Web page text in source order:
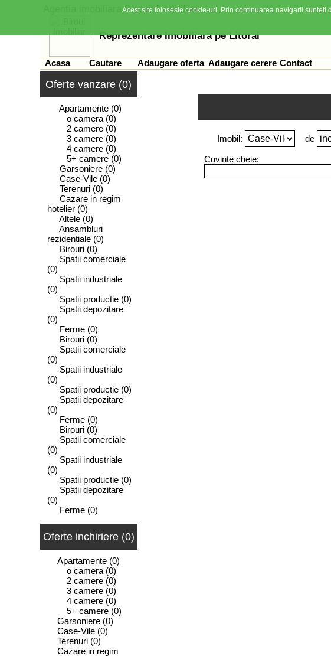
Agentia imobiliaraBiroul Imobiliar
Reprezentare Imobiliara pe Litoral
Acasa Cautare Adaugare oferta Adaugare cerere Contact
Oferte vanzare (0)
Apartamente(0)
o camera(0)
2 camere(0)
3 camere(0)
4 camere(0)
5+ camere(0)
Garsoniere(0)
Case-Vile(0)
Terenuri(0)
Cazare in regim
hotelier(0)
Altele(0)
Ansambluri
rezidentiale(0)
Birouri(0)
Spatii comerciale
(0)
Spatii industriale
(0)
Spatii productie(0)
Spatii depozitare
(0)
Ferme(0)
Birouri(0)
Spatii comerciale
(0)
Spatii industriale
(0)
Spatii productie(0)
Spatii depozitare
(0)
Ferme(0)
Birouri(0)
Spatii comerciale
(0)
Spatii industriale
(0)
Spatii productie(0)
Spatii depozitare
(0)
Ferme(0)
Oferte inchiriere (0)
Apartamente(0)
o camera(0)
2 camere(0)
3 camere(0)
4 camere(0)
5+ camere(0)
Garsoniere(0)
Case-Vile(0)
Terenuri(0)
Cazare in regim
Imobil: de
Cuvinte cheie:
Acest site foloseste cookie-uri. Prin continuarea navigarii